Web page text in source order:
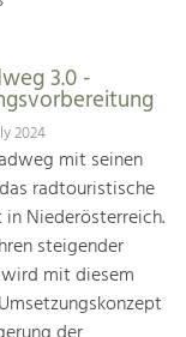
3.0 -
2024
mit seinen
radtouristische
Niederösterreich.
steigender
mit diesem